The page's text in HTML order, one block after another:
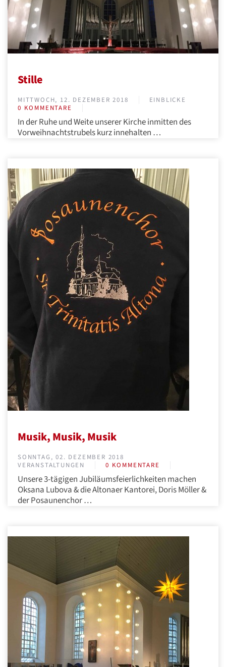
Stille
MITTWOCH, 12. DEZEMBER 2018
EINBLICKE
0 KOMMENTARE
In der Ruhe und Weite unserer Kirche inmitten des
Vorweihnachtstrubels kurz innehalten …
Musik, Musik, Musik
SONNTAG, 02. DEZEMBER 2018
VERANSTALTUNGEN
0 KOMMENTARE
Unsere 3-tägigen Jubiläumsfeierlichkeiten machen
Oksana Lubova & die Altonaer Kantorei, Doris Möller &
der Posaunenchor …